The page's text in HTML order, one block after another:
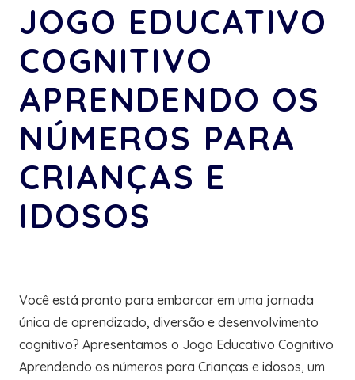
JOGO EDUCATIVO
COGNITIVO
APRENDENDO OS
NÚMEROS PARA
CRIANÇAS E
IDOSOS
Você está pronto para embarcar em uma jornada
única de aprendizado, diversão e desenvolvimento
cognitivo? Apresentamos o Jogo Educativo Cognitivo
Aprendendo os números para Crianças e idosos, um